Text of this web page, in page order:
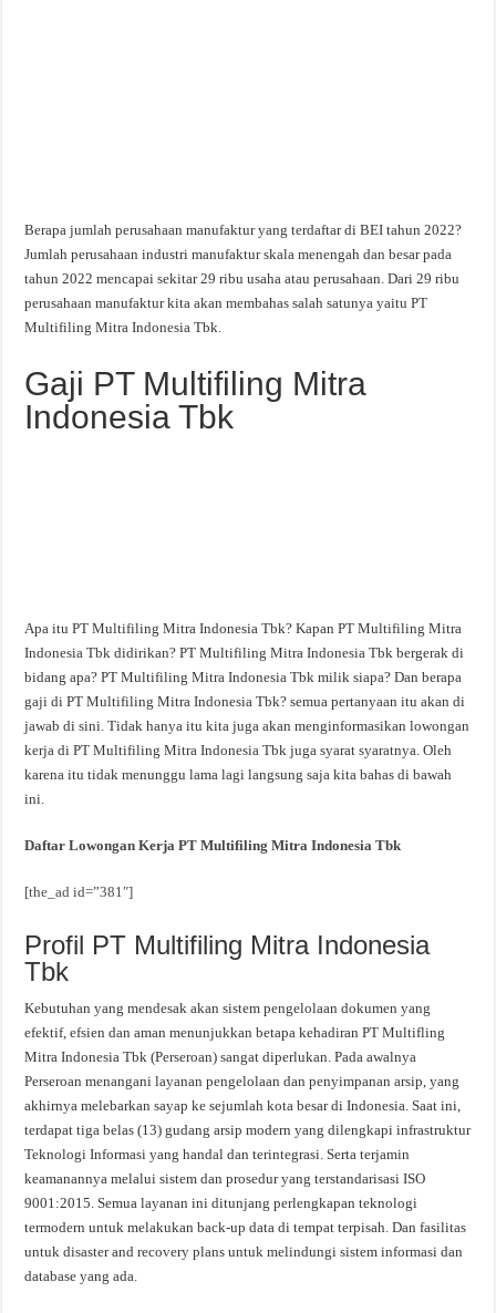
Berapa jumlah perusahaan manufaktur yang terdaftar di BEI tahun 2022?
Jumlah perusahaan industri manufaktur skala menengah dan besar pada
tahun 2022 mencapai sekitar 29 ribu usaha atau perusahaan. Dari 29 ribu
perusahaan manufaktur kita akan membahas salah satunya yaitu PT
Multifiling Mitra Indonesia Tbk.
Gaji PT Multifiling Mitra
Indonesia Tbk
Apa itu PT Multifiling Mitra Indonesia Tbk? Kapan PT Multifiling Mitra
Indonesia Tbk didirikan? PT Multifiling Mitra Indonesia Tbk bergerak di
bidang apa? PT Multifiling Mitra Indonesia Tbk milik siapa? Dan berapa
gaji di PT Multifiling Mitra Indonesia Tbk? semua pertanyaan itu akan di
jawab di sini. Tidak hanya itu kita juga akan menginformasikan lowongan
kerja di PT Multifiling Mitra Indonesia Tbk juga syarat syaratnya. Oleh
karena itu tidak menunggu lama lagi langsung saja kita bahas di bawah
ini.
Daftar Lowongan Kerja PT Multifiling Mitra Indonesia Tbk
[the_ad id=”381″]
Profil PT Multifiling Mitra Indonesia
Tbk
Kebutuhan yang mendesak akan sistem pengelolaan dokumen yang
efektif, efsien dan aman menunjukkan betapa kehadiran PT Multifling
Mitra Indonesia Tbk (Perseroan) sangat diperlukan. Pada awalnya
Perseroan menangani layanan pengelolaan dan penyimpanan arsip, yang
akhirnya melebarkan sayap ke sejumlah kota besar di Indonesia. Saat ini,
terdapat tiga belas (13) gudang arsip modern yang dilengkapi infrastruktur
Teknologi Informasi yang handal dan terintegrasi. Serta terjamin
keamanannya melalui sistem dan prosedur yang terstandarisasi ISO
9001:2015. Semua layanan ini ditunjang perlengkapan teknologi
termodern untuk melakukan back-up data di tempat terpisah. Dan fasilitas
untuk disaster and recovery plans untuk melindungi sistem informasi dan
database yang ada.